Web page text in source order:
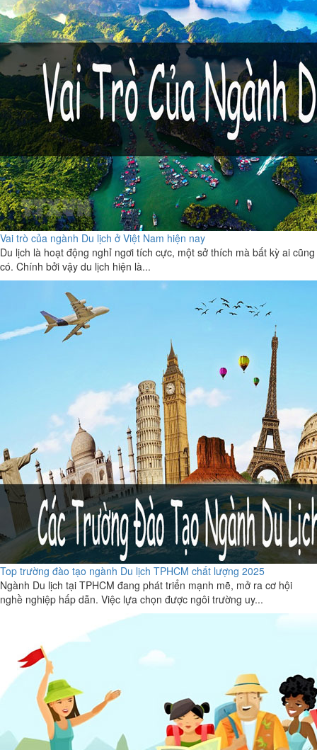
Vai trò của ngành Du lịch ở Việt Nam hiện nay
Du lịch là hoạt động nghỉ ngơi tích cực, một sở thích mà bất kỳ ai cũng
có. Chính bởi vậy du lịch hiện là...
Top trường đào tạo ngành Du lịch TPHCM chất lượng 2025
Ngành Du lịch tại TPHCM đang phát triển mạnh mẽ, mở ra cơ hội
nghề nghiệp hấp dẫn. Việc lựa chọn được ngôi trường uy...